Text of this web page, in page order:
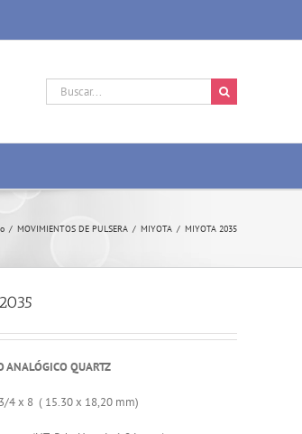
Buscar:
/ MOVIMIENTOS DE PULSERA / MIYOTA / MIYOTA 2035
ANALÓGICO QUARTZ
4 x 8 ( 15.30 x 18,20 mm)